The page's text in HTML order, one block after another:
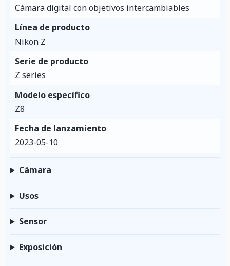
Cámara digital con objetivos intercambiables
Línea de producto
Nikon Z
Serie de producto
Z series
Modelo específico
Z8
Fecha de lanzamiento
2023-05-10
Cámara
Usos
Sensor
Exposición